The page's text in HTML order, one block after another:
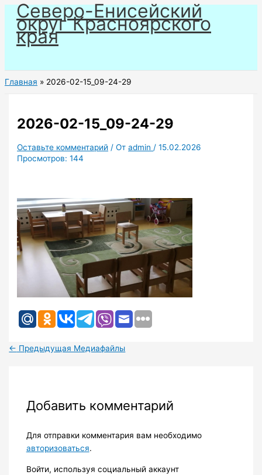
Перейти
содержимому
Северо-Енисейский
округ Красноярского
края
Главная 2026-02-15_09-24-29
2026-02-15_09-24-29
Оставьте комментарий / Отadmin /15.02.2026
Просмотров: 144
← Предыдущая Медиафайлы
Добавить комментарий
Для отправки комментария вам необходимо
авторизоваться.
Войти, используя социальный аккаунт